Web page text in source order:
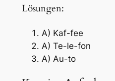
Lösungen:
A) Kaf-fee
A) Te-le-fon
A) Au-to